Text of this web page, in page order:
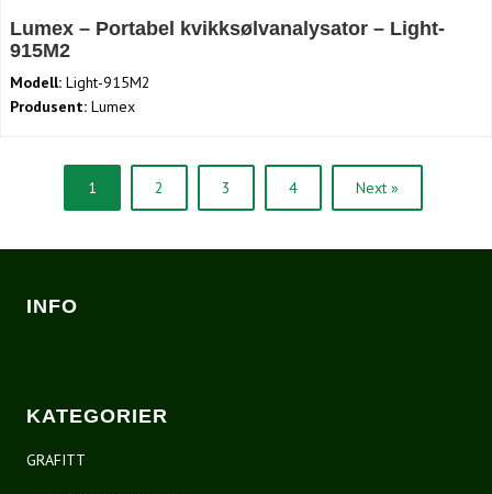
Lumex – Portabel kvikksølvanalysator – Light-
915M2
Modell: Light-915M2
Produsent: Lumex
1 2 3 4 Next »
INFO
KATEGORIER
GRAFITT